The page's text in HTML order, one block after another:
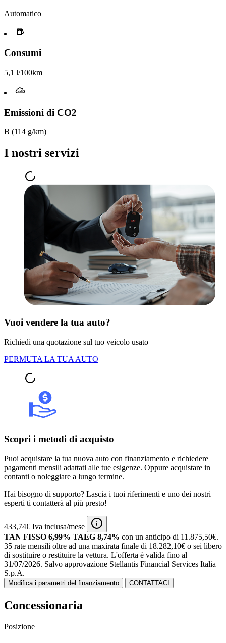
Automatico
Consumi
5,1 l/100km
Emissioni di CO2
B (114 g/km)
I nostri servizi
Vuoi vendere la tua auto?
Richiedi una quotazione sul tuo veicolo usato
PERMUTA LA TUA AUTO
Scopri i metodi di acquisto
Puoi acquistare la tua nuova auto con finanziamento e richiedere
pagamenti mensili adattati alle tue esigenze. Oppure acquistare in
contanti o noleggiare a lungo termine.
Hai bisogno di supporto? Lascia i tuoi riferimenti e uno dei nostri
esperti ti contatterà al più presto!
433,74€ Iva inclusa/mese
TAN FISSO 6,99% TAEG 8,74% con un anticipo di 11.875,50€.
35 rate mensili oltre ad una maxirata finale di 18.282,10€ o sei libero
di sostituire o restituire la vettura. L'offerta è valida fino al
31/07/2026. Salvo approvazione Stellantis Financial Services Italia
S.p.A.
Modifica i parametri del finanziamento CONTATTACI
Concessionaria
Posizione